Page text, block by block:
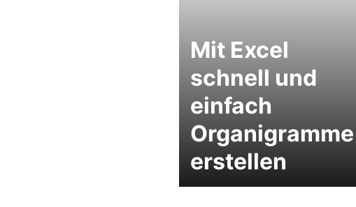
Mit Excel
schnell und
einfach
Organigramme
erstellen